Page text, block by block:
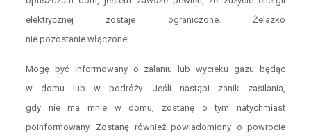
elektrycznej zostaje ograniczone. Żelazko
nie pozostanie włączone!
Mogę być informowany o zalaniu lub wycieku gazu będąc
w domu lub w podróży. Jeśli nastąpi zanik zasilania,
gdy nie ma mnie w domu, zostanę o tym natychmiast
poinformowany. Zostanę również powiadomiony o powrocie